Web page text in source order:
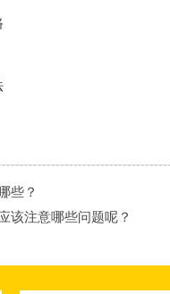
些？
该注意哪些问题呢？